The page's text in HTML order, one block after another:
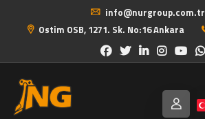
info@nurgroup.com.tr
Ostim OSB, 1271. Sk. No:16 Ankara